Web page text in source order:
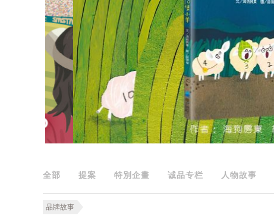
全部 提案 特別企畫 诚品专栏 人物故事
品牌故事